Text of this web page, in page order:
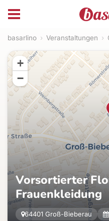
basarlino › Veranstaltungen ›
Vorsortierter
Frauenkleidung
64401 Groß-Bieberau
+
−